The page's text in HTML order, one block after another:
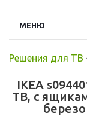
МЕНЮ
Решения для ТВ
IKEA
ТВ, с